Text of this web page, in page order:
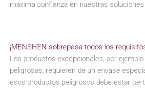
máxima confianza en nuestras
¡MENSHEN sobrepasa todos los
Los productos excepcionales, por
peligrosas, requieren de un envase
esos productos peligrosos debe estar